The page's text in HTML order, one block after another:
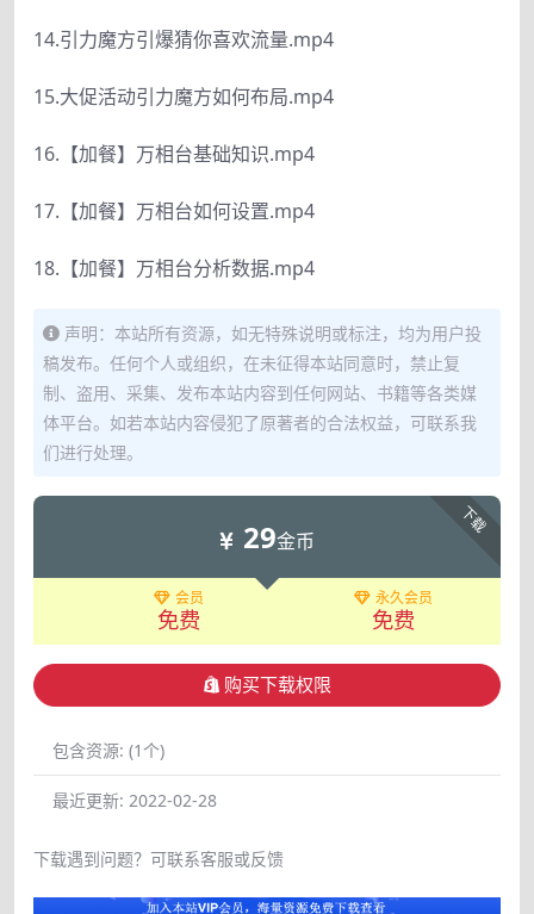
14.引力魔方引爆猜你喜欢流量.mp4
15.大促活动引力魔方如何布局.mp4
16.【加餐】万相台基础知识.mp4
17.【加餐】万相台如何设置.mp4
18.【加餐】万相台分析数据.mp4
声明：本站所有资源，如无特殊说明或标注，均为用户投
稿发布。任何个人或组织，在未征得本站同意时，禁止复
制、盗用、采集、发布本站内容到任何网站、书籍等各类媒
体平台。如若本站内容侵犯了原著者的合法权益，可联系我
们进行处理。
下载
29金币
会员
免费
永久会员
免费
购买下载权限
包含资源: (1个)
最近更新: 2022-02-28
下载遇到问题？可联系客服或反馈